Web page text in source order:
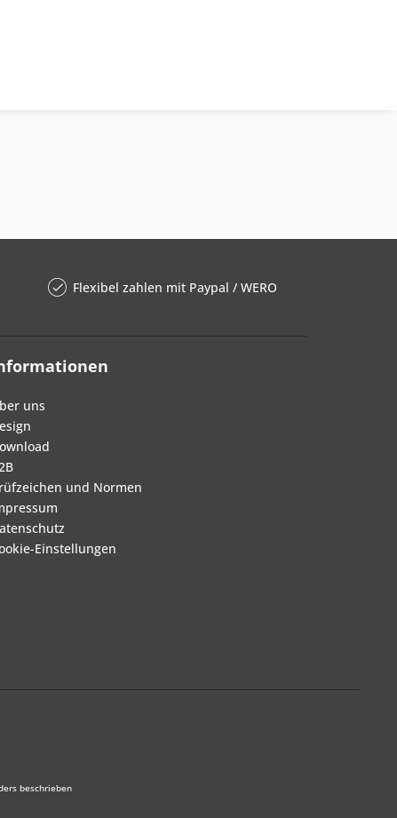
Flexibel zahlen mit Paypal / WERO
uns
und Normen
Einstellungen
beschrieben